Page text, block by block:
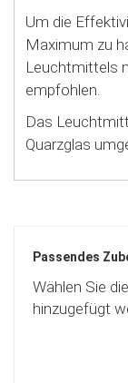
Um die
Maximum zu
Leuchtmittels
empfohlen.
Das
Quarzglas
Passendes
Wählen Sie
hinzugefügt